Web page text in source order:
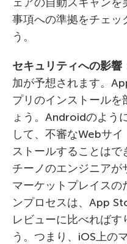
事項への準拠をチェッ
う。
セキュリティへの影響
加が予想されます。
プリのインストールを
ょう。Androidのよう
して、不審なWebサ
ストールすることは
チーノのエンジニア
マーケットプレイスの
ンプロセスは、App
レビューに比べればす
う。つまり、iOS上の